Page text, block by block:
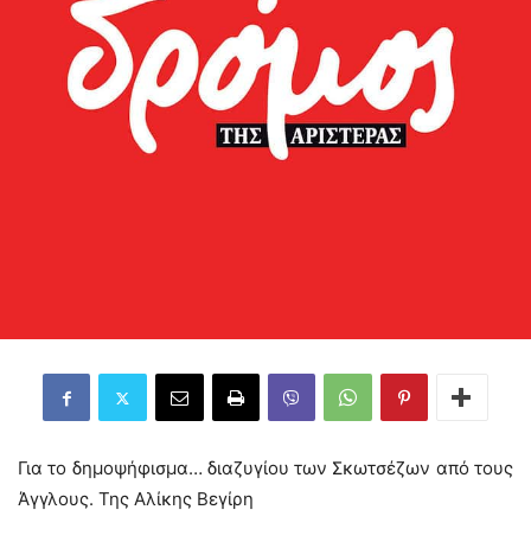
Για το δημοψήφισμα… διαζυγίου των Σκωτσέζων από τους
Άγγλους. Της Αλίκης Βεγίρη